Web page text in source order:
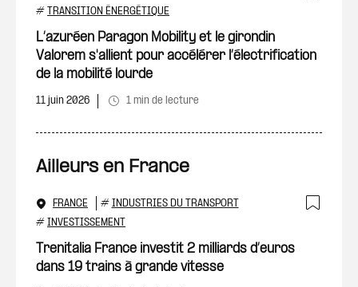
# TRANSITION ÉNERGÉTIQUE
L’azuréen Paragon Mobility et le girondin
Valorem s'allient pour accélérer l’électrification
de la mobilité lourde
11 juin 2026 1 min de lecture
Ailleurs en France
FRANCE # INDUSTRIES DU TRANSPORT
# INVESTISSEMENT
Trenitalia France investit 2 milliards d’euros
dans 19 trains à grande vitesse